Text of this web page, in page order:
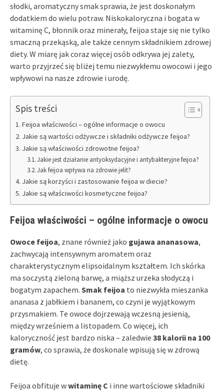
słodki, aromatyczny smak sprawia, że jest doskonałym
dodatkiem do wielu potraw. Niskokaloryczna i bogata w
witaminę C, błonnik oraz minerały, feijoa staje się nie tylko
smaczną przekąską, ale także cennym składnikiem zdrowej
diety. W miarę jak coraz więcej osób odkrywa jej zalety,
warto przyjrzeć się bliżej temu niezwykłemu owocowi i jego
wpływowi na nasze zdrowie i urodę.
Spis treści
Feijoa właściwości – ogólne informacje o owocu
Jakie są wartości odżywcze i składniki odżywcze feijoa?
Jakie są właściwości zdrowotne feijoa?
Jakie jest działanie antyoksydacyjne i antybakteryjne feijoa?
Jak feijoa wpływa na zdrowie jelit?
Jakie są korzyści i zastosowanie feijoa w diecie?
Jakie są właściwości kosmetyczne feijoa?
Feijoa właściwości – ogólne informacje o owocu
Owoce feijoa, znane również jako gujawa ananasowa,
zachwycają intensywnym aromatem oraz
charakterystycznym elipsoidalnym kształtem. Ich skórka
ma soczystą zieloną barwę, a miąższ urzeka słodyczą i
bogatym zapachem. Smak feijoa to niezwykła mieszanka
ananasa z jabłkiem i bananem, co czyni je wyjątkowym
przysmakiem. Te owoce dojrzewają wczesną jesienią,
między wrześniem a listopadem. Co więcej, ich
kaloryczność jest bardzo niska – zaledwie 38 kalorii na 100
gramów, co sprawia, że doskonale wpisują się w zdrową
dietę.
Feijoa obfituje wwitaminę C i inne wartościowe składniki